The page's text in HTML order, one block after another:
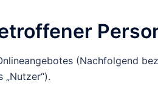
(Nachfolgend
„Nutzer“).